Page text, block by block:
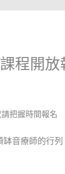
程開放
把握時間報名
音療師的行